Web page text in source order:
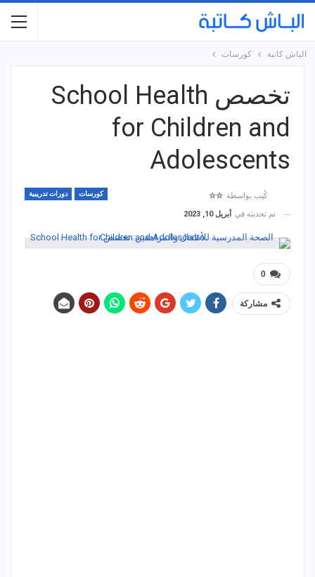
الباش كاتبة كورسات
تخصص School Health
for Children and
Adolescents
كورسات دورات تدريبية كُتِب بواسطة ☆☆
تم تحديثه في
أبريل 10, 2023
0
مشاركة